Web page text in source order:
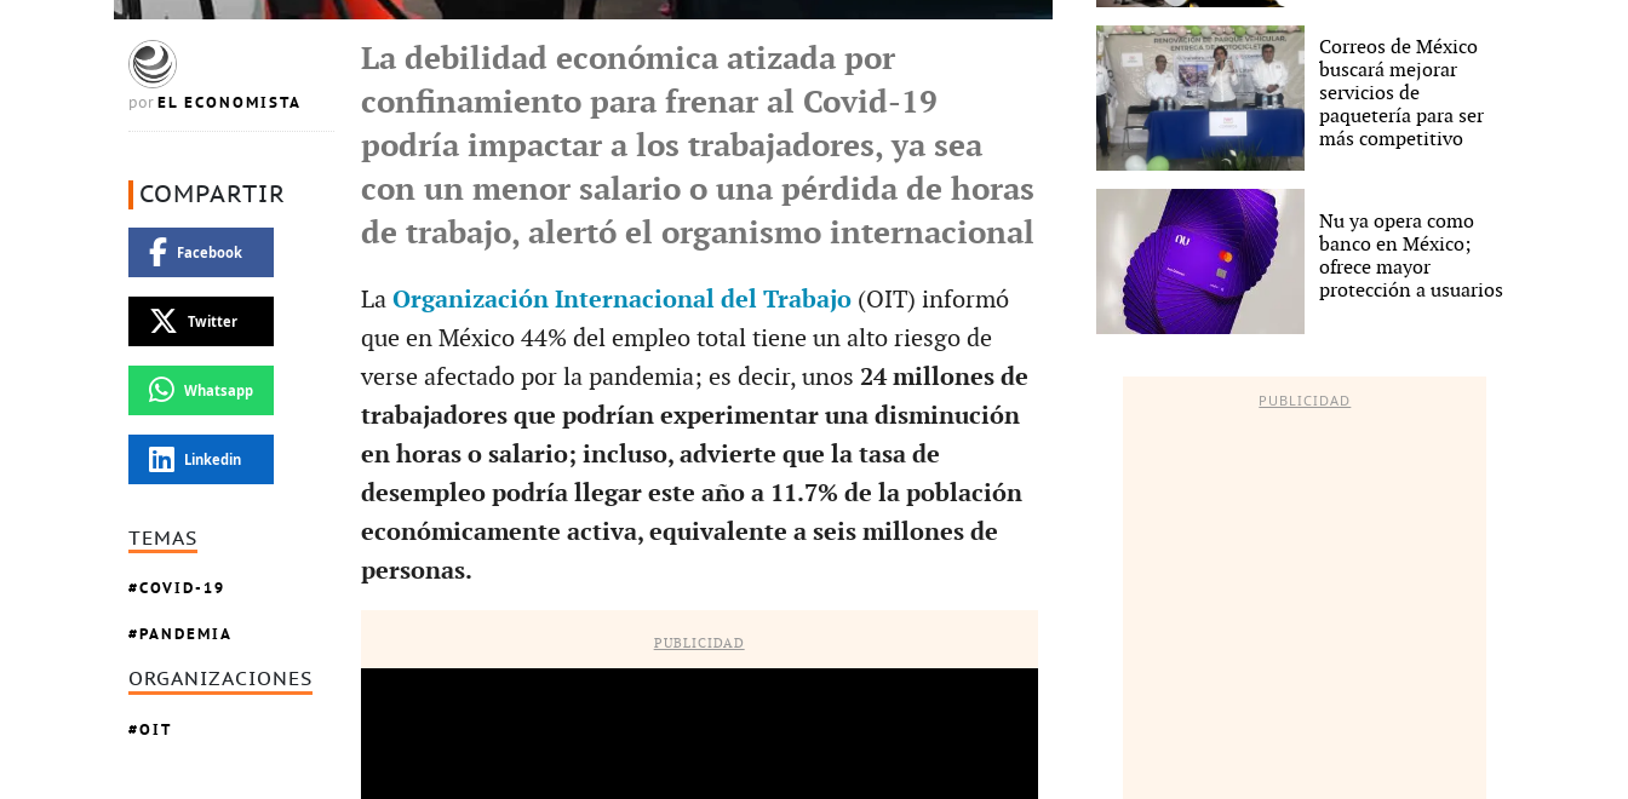
por EL ECONOMISTA
COMPARTIR
Facebook
Twitter
Whatsapp
Linkedin
TEMAS
COVID-19
PANDEMIA
ORGANIZACIONES
OIT
La debilidad económica atizada por
confinamiento para frenar al Covid-19
podría impactar a los trabajadores, ya sea
con un menor salario o una pérdida de horas
de trabajo, alertó el organismo internacional
La Organización Internacional del Trabajo (OIT) informó
que en México 44% del empleo total tiene un alto riesgo de
verse afectado por la pandemia; es decir, unos 24 millones de
trabajadores que podrían experimentar una disminución
en horas o salario; incluso, advierte que la tasa de
desempleo podría llegar este año a 11.7% de la población
económicamente activa, equivalente a seis millones de
personas.
PUBLICIDAD
Correos de México
buscará mejorar
servicios de
paquetería para ser
más competitivo
Nu ya opera como
banco en México;
ofrece mayor
protección a usuarios
PUBLICIDAD